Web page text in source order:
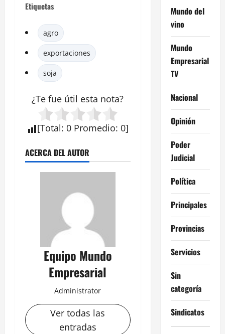
Etiquetas
agro
exportaciones
soja
¿Te fue útil esta nota?
[Total: 0 Promedio: 0]
ACERCA DEL AUTOR
Equipo Mundo
Empresarial
Administrator
Ver todas las
entradas
Mundo del
vino
Mundo
Empresarial
TV
Nacional
Opinión
Poder
Judicial
Política
Principales
Provincias
Servicios
Sin
categoría
Sindicatos